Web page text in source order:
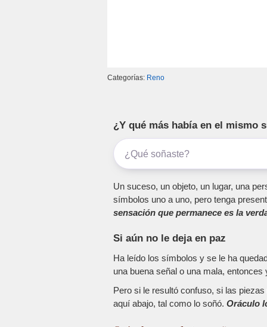
Categorías: Reno
¿Y qué más había en el mismo
Un suceso, un objeto, un lugar, una
símbolos uno a uno, pero tenga
sensación que permanece es la
Si aún no le deja en paz
Ha leído los símbolos y se le ha
una buena señal o una mala,
Pero si le resultó confuso, si las
aquí abajo, tal como lo soñó. Oráculo